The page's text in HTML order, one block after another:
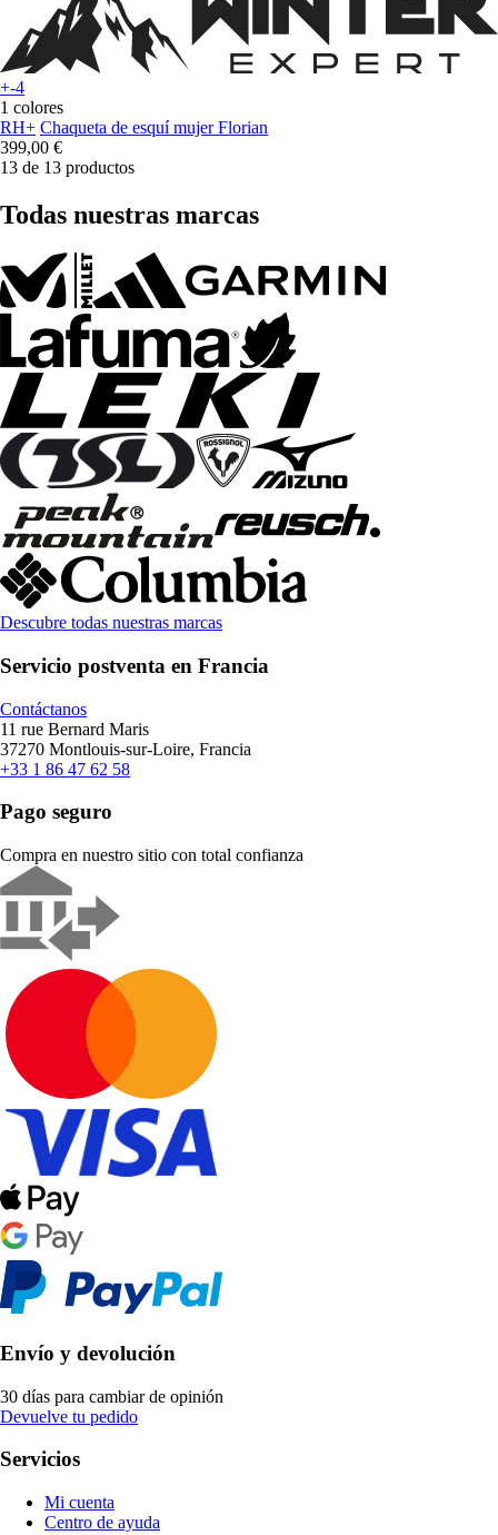
+-4
1 colores
RH+ Chaqueta de esquí mujer Florian
399,00 €
13 de 13 productos
Todas nuestras marcas
Descubre todas nuestras marcas
Servicio postventa en Francia
Contáctanos
11 rue Bernard Maris
37270 Montlouis-sur-Loire, Francia
+33 1 86 47 62 58
Pago seguro
Compra en nuestro sitio con total confianza
Envío y devolución
30 días para cambiar de opinión
Devuelve tu pedido
Servicios
Mi cuenta
Centro de ayuda